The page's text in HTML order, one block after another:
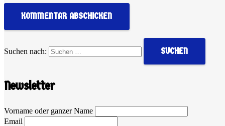
KOMMENTAR ABSCHICKEN
Suchen nach:
Newsletter
Vorname oder ganzer Name
Email